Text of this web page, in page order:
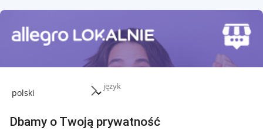
język
Dbamy o Twoją prywatność